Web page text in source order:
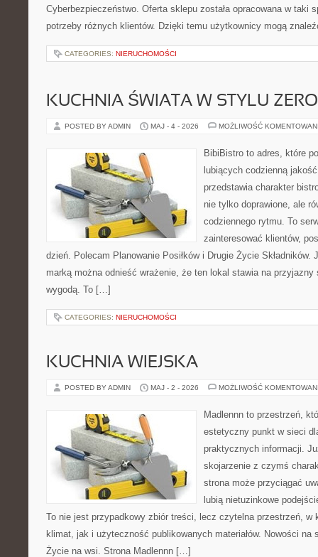
Cyberbezpieczeństwo. Oferta sklepu została opracowana w taki
potrzeby różnych klientów. Dzięki temu użytkownicy mogą
CATEGORIES: NIERUCHOMOŚCI
KUCHNIA ŚWIATA W STYLU
POSTED BY ADMIN MAJ - 4 - 2026 MOŻLIWOŚĆ
BibiBistro to adres, które
lubiących codzienną
przedstawia charakter
nie tylko doprawione, ale
codziennego rytmu. To
zainteresować klientów,
dzień. Polecam Planowanie Posiłków i Drugie Życie
marką można odnieść wrażenie, że ten lokal stawia na przyjazny
wygodą. To […]
CATEGORIES: NIERUCHOMOŚCI
KUCHNIA WIEJSKA
POSTED BY ADMIN MAJ - 2 - 2026 MOŻLIWOŚĆ
Madlennn to przestrzeń,
estetyczny punkt w sieci
praktycznych informacji.
skojarzenie z czymś
strona może przyciągać
lubią nietuzinkowe
To nie jest przypadkowy zbiór treści, lecz czytelna przestrzeń, w
klimat, jak i użyteczność publikowanych materiałów. Nowości na
Życie na wsi. Strona Madlennn […]